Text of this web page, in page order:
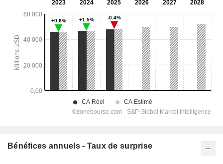
Bénéfices annuels - Taux de surprise